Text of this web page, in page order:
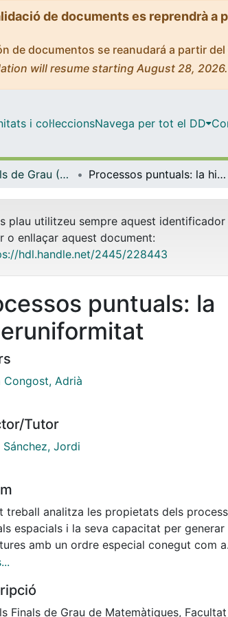
de documents es reprendrà a
de documentos se reanudará a partir
will resume starting August 28,
i col·leccionsNavega per tot el DD
Treballs Finals de Grau (TFG) - Matemàtiques Processos puntuals: la hiperuniformitat
plau utilitzeu sempre aquest
o enllaçar aquest document:
hdl.handle.net/2445/228443
puntuals: la
Congost, Adrià
Tutor
Sánchez, Jordi
treball analitza les propietats dels
espacials i la seva capacitat per generar
amb un ordre especial conegut com a
L’objectiu del treball és descriure
suprimir gairebé per complet les
a gran escala. Després de formalitzar el
Finals de Grau de Matemàtiques,